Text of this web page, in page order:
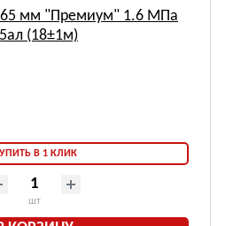
мм "Премиум" 1.6 МПа
(18±1м)
В 1 КЛИК
шт